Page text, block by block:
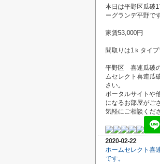
本日は平野区瓜破
ーグランデ平野です
家賃53,000円
間取りは1ｋタイプ
平野区 喜連瓜破
ムセレクト喜連瓜
さい。
ポータルサイトや
になるお部屋がご
気軽にご相談くだ
2020-02-22
ホームセレクト喜
です。